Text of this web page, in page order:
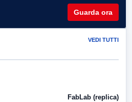
Guarda ora
VEDI TUTTI
FabLab (replica)